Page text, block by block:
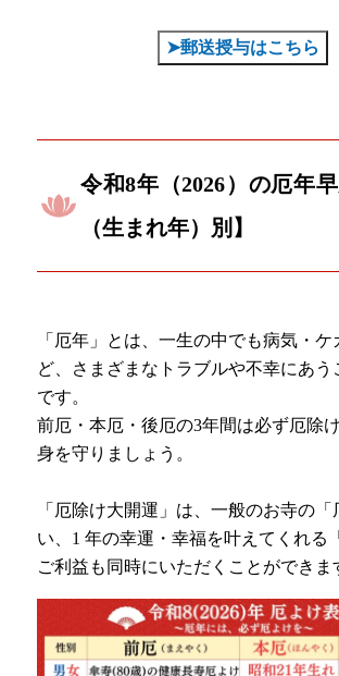
➤郵送授与はこちら
令和8年（2026）の厄年
（生まれ年）別】
「厄年」とは、一生の中でも病気・ケ
ど、さまざまなトラブルや不幸にあう
です。
前厄・本厄・後厄の3年間は必ず厄除
身を守りましょう。
「厄除け大開運」は、一般のお寺の
い、1 年の幸運・幸福を叶えてくれる
ご利益も同時にいただくことができま